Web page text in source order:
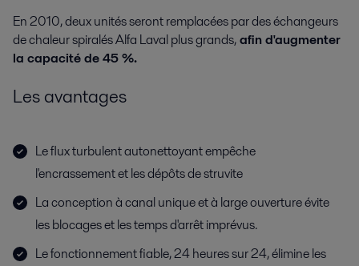
En 2010, deux unités seront remplacées par des échangeurs
de chaleur spiralés Alfa Laval plus grands,afin d'augmenter
la capacité de 45 %.
Les avantages
Le flux turbulent autonettoyant empêche
l'encrassement et les dépôts de struvite
La conception à canal unique et à large ouverture évite
les blocages et les temps d'arrêt imprévus.
Le fonctionnement fiable, 24 heures sur 24, élimine les